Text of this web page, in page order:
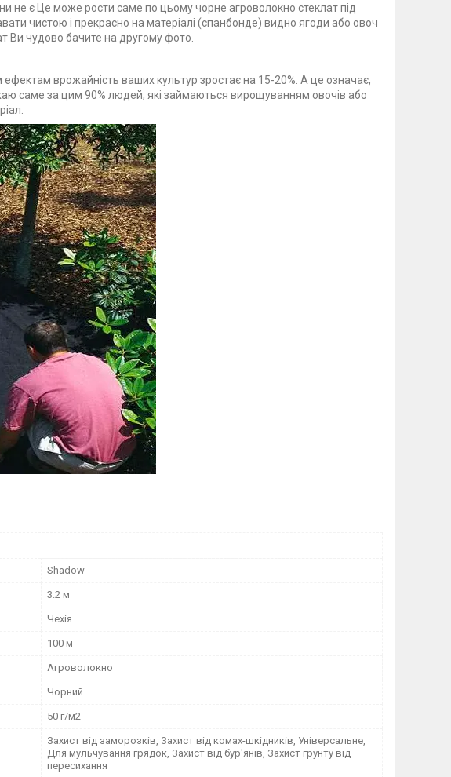
не єЦе може рости саме по цьому чорне агроволокно стеклат під
чистою і прекрасно на матеріалі (спанбонде) видно ягоди або овоч
Ви чудово бачите на другому фото.
ефектам врожайність ваших культур зростає на 15-20%. А це означає,
саме за цим 90% людей, які займаються вирощуванням овочів або
Shadow
3.2 м
Чехія
100 м
Агроволокно
Чорний
50 г/м2
Захист від заморозків, Захист від комах-шкідників, Універсальне,
Для мульчування грядок, Захист від бур'янів, Захист грунту від
пересихання